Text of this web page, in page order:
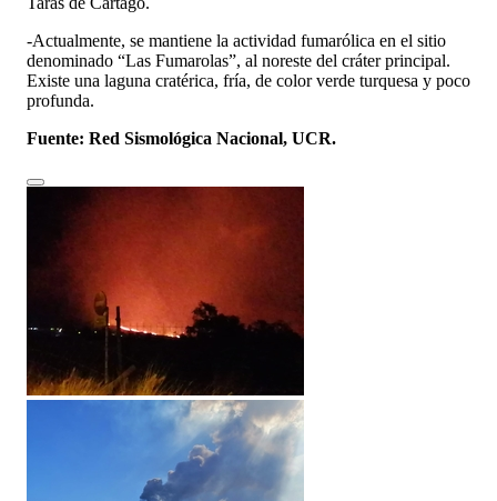
-Actualmente, se mantiene la actividad fumarólica en el sitio
denominado “Las Fumarolas”, al noreste del cráter principal.
Existe una laguna cratérica, fría, de color verde turquesa y poco
profunda.
Fuente: Red Sismológica Nacional, UCR.